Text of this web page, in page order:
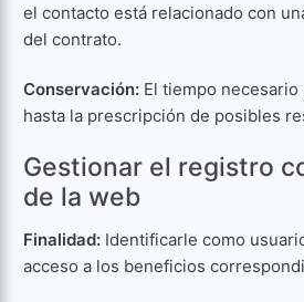
el contacto está relacionado con
del contrato.
Conservación: El tiempo
hasta la prescripción de posibles
Gestionar el registro
de la web
Finalidad: Identificarle como
acceso a los beneficios